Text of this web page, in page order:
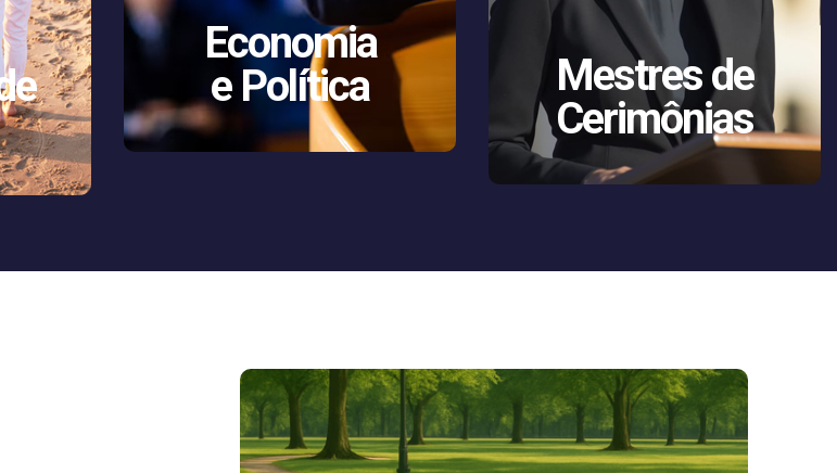
Economia
e Política
Mestres de
Cerimônias